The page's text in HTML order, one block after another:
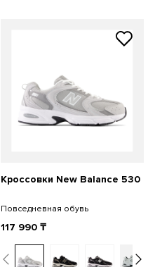
Кроссовки New Balance 530
Повседневная обувь
117 990 ₸